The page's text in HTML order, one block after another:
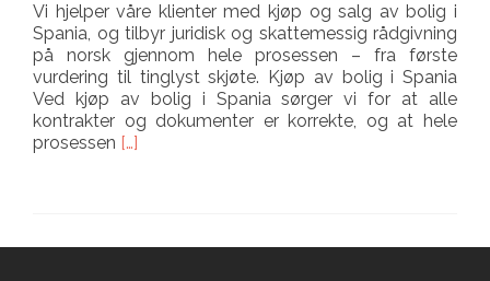
Vi hjelper våre klienter med kjøp og salg av bolig i
Spania, og tilbyr juridisk og skattemessig rådgivning
på norsk gjennom hele prosessen – fra første
vurdering til tinglyst skjøte. Kjøp av bolig i Spania
Ved kjøp av bolig i Spania sørger vi for at alle
kontrakter og dokumenter er korrekte, og at hele
prosessen Les
av
[…]